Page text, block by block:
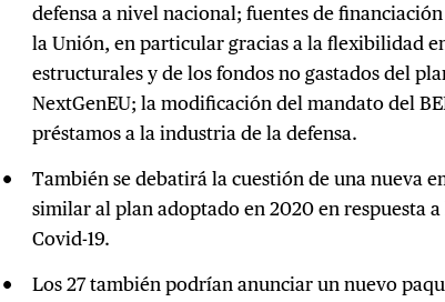
defensa a nivel nacional; fuentes de
la Unión, en particular gracias a la flexibilidad
estructurales y de los fondos no gastados del
NextGenEU; la modificación del mandato del
préstamos a la industria de la defensa.
También se debatirá la cuestión de una nueva
similar al plan adoptado en 2020 en respuesta
Covid-19.
Los 27 también podrían anunciar un nuevo